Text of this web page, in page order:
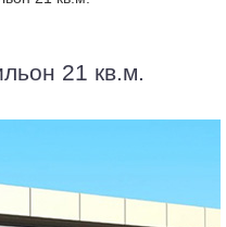
21 кв.м.